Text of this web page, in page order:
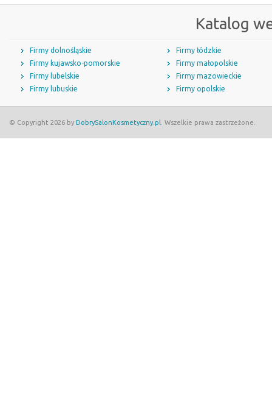
Katalog
Firmy dolnośląskie
Firmy kujawsko-pomorskie
Firmy lubelskie
Firmy lubuskie
Firmy łódzkie
Firmy małopolskie
Firmy mazowieckie
Firmy opolskie
© Copyright 2026 by DobrySalonKosmetyczny.pl . Wszelkie prawa zastrzeżone.